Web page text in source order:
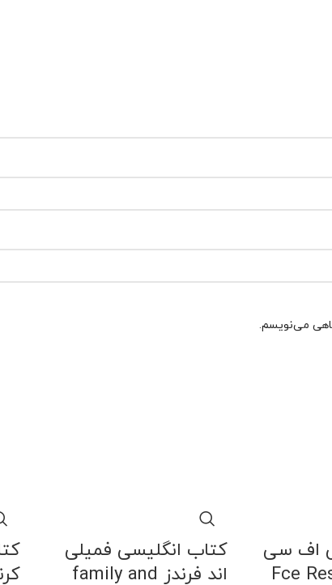
می‌نویسم.
اف سی
کتاب انگلیسی فمیلی
اند فرندز family and